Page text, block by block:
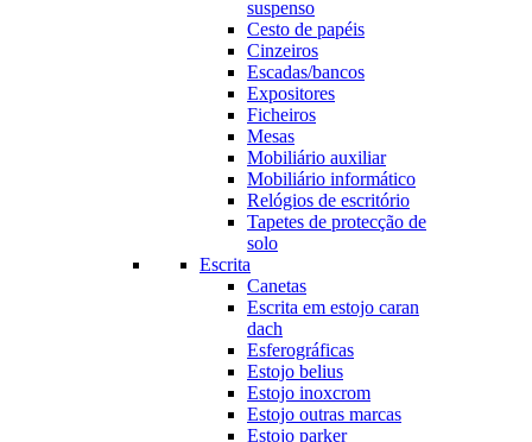
suspenso
Cesto de papéis
Cinzeiros
Escadas/bancos
Expositores
Ficheiros
Mesas
Mobiliário auxiliar
Mobiliário informático
Relógios de escritório
Tapetes de protecção de
solo
Escrita
Canetas
Escrita em estojo caran
dach
Esferográficas
Estojo belius
Estojo inoxcrom
Estojo outras marcas
Estojo parker